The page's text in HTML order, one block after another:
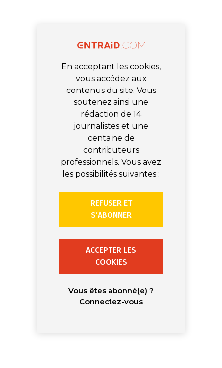
En acceptant les cookies,
vous accédez aux
contenus du site. Vous
soutenez ainsi une
rédaction de 14
journalistes et une
centaine de
contributeurs
professionnels. Vous avez
les possibilités suivantes :
REFUSER ET
S’ABONNER
ACCEPTER LES
COOKIES
Vous êtes abonné(e) ?
Connectez-vous